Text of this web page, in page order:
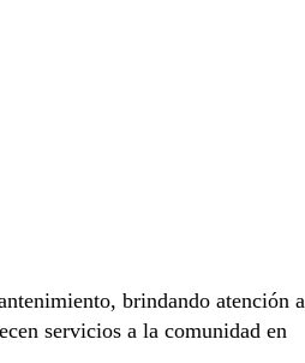
brindando atención a
servicios a la comunidad en